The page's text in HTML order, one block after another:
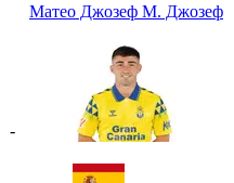
Матео Джозеф М. Джозеф
-